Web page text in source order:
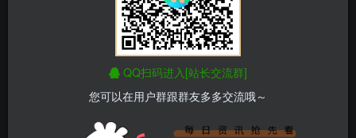
QQ扫码进入[站长交流群]
您可以在用户群跟群友多多交流哦～